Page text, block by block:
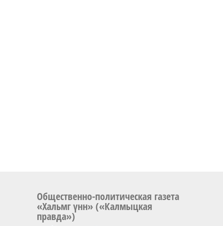
Общественно-политическая газета
«Хальмг үнн» («Калмыцкая
правда»)